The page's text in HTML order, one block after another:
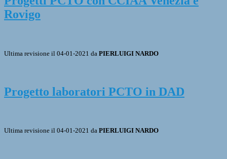
Rovigo
Ultima revisione il 04-01-2021 da PIERLUIGI NARDO
Progetto laboratori PCTO in DAD
Ultima revisione il 04-01-2021 da PIERLUIGI NARDO